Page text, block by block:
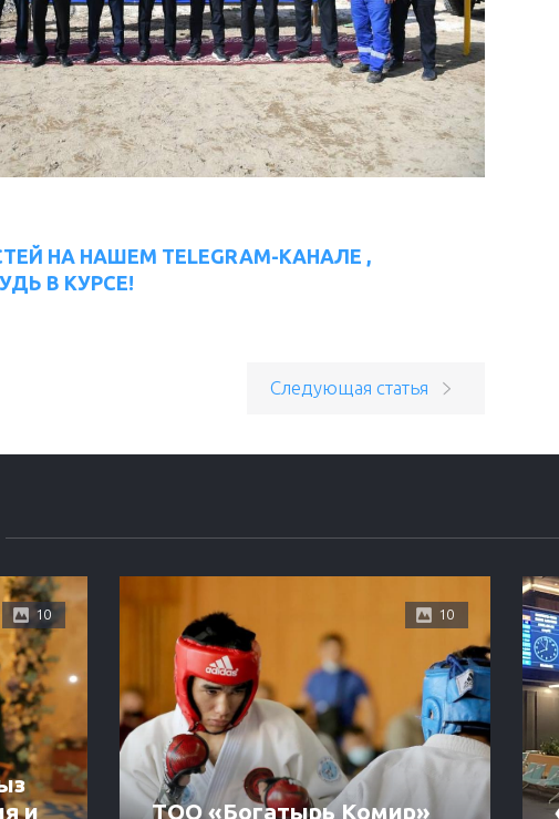
НА НАШЕМ TELEGRAM-КАНАЛЕ ,
В КУРСЕ!
Следующая статья
10
и
10
ТОО «Богатырь Комир»